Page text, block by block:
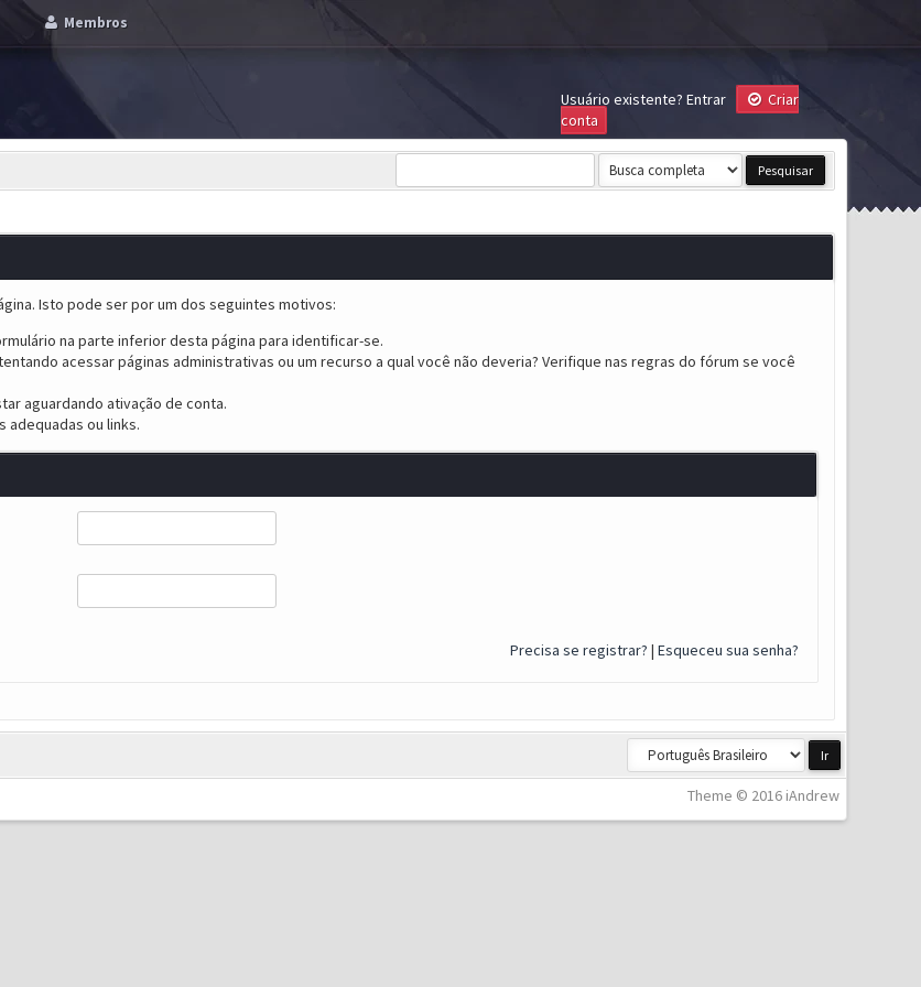
Membros
Usuário existente? Entrar
Criar
conta
Isto pode ser por um dos seguintes motivos:
na parte inferior desta página para identificar-se.
acessar páginas administrativas ou um recurso a qual você não deveria? Verifique nas regras do fórum se você
aguardando ativação de conta.
adequadas ou links.
Precisa se registrar? | Esqueceu sua senha?
Theme © 2016 iAndrew